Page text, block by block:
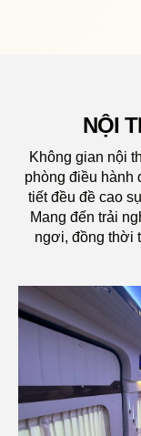
NỘI
Không gian nội
phòng điều hành
tiết đều đề cao
Mang đến trải
ngơi, đồng thời